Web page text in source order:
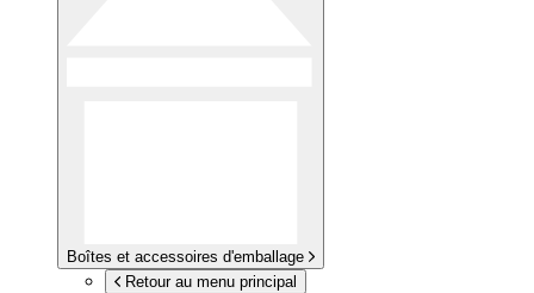
Boîtes et accessoires d'emballage
Retour au menu principal